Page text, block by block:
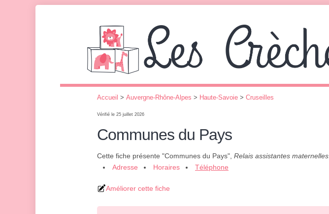
Accueil > Auvergne-Rhône-Alpes > Haute-Savoie > Cruseilles
Vérifié le 25 juillet 2026
Communes du Pays
Cette fiche présente "Communes du Pays", Relais assistantes maternelles
Adresse
Horaires Téléphone
Améliorer cette fiche